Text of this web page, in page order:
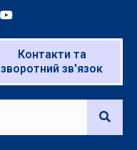
Контакти та
зворотний зв'язок